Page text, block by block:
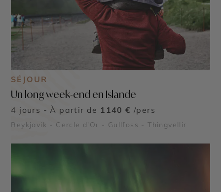
SÉJOUR
Un long week-end en Islande
4 jours - À partir de 1140 € /pers
Reykjavik - Cercle d'Or - Gullfoss - Thingvellir